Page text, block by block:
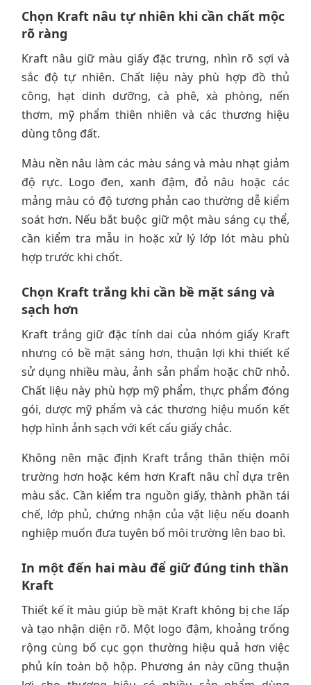
Chọn Kraft nâu tự nhiên khi cần chất mộc
rõ ràng
Kraft nâu giữ màu giấy đặc trưng, nhìn rõ sợi và
sắc độ tự nhiên. Chất liệu này phù hợp đồ thủ
công, hạt dinh dưỡng, cà phê, xà phòng, nến
thơm, mỹ phẩm thiên nhiên và các thương hiệu
dùng tông đất.
Màu nền nâu làm các màu sáng và màu nhạt giảm
độ rực. Logo đen, xanh đậm, đỏ nâu hoặc các
mảng màu có độ tương phản cao thường dễ kiểm
soát hơn. Nếu bắt buộc giữ một màu sáng cụ thể,
cần kiểm tra mẫu in hoặc xử lý lớp lót màu phù
hợp trước khi chốt.
Chọn Kraft trắng khi cần bề mặt sáng và
sạch hơn
Kraft trắng giữ đặc tính dai của nhóm giấy Kraft
nhưng có bề mặt sáng hơn, thuận lợi khi thiết kế
sử dụng nhiều màu, ảnh sản phẩm hoặc chữ nhỏ.
Chất liệu này phù hợp mỹ phẩm, thực phẩm đóng
gói, dược mỹ phẩm và các thương hiệu muốn kết
hợp hình ảnh sạch với kết cấu giấy chắc.
Không nên mặc định Kraft trắng thân thiện môi
trường hơn hoặc kém hơn Kraft nâu chỉ dựa trên
màu sắc. Cần kiểm tra nguồn giấy, thành phần tái
chế, lớp phủ, chứng nhận của vật liệu nếu doanh
nghiệp muốn đưa tuyên bố môi trường lên bao bì.
In một đến hai màu để giữ đúng tinh thần
Kraft
Thiết kế ít màu giúp bề mặt Kraft không bị che lấp
và tạo nhận diện rõ. Một logo đậm, khoảng trống
rộng cùng bố cục gọn thường hiệu quả hơn việc
phủ kín toàn bộ hộp. Phương án này cũng thuận